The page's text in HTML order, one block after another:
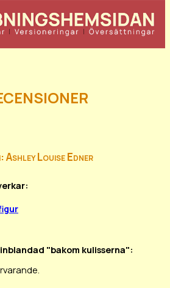
Louise Edner
"bakom kulisserna":